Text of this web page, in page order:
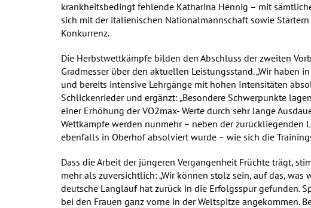
krankheitsbedingt fehlende Katharina Hennig – mit
sich mit der italienischen Nationalmannschaft sowie
Konkurrenz.
Die Herbstwettkämpfe bilden den Abschluss der zweiten
Gradmesser über den aktuellen Leistungsstand. „Wir haben
und bereits intensive Lehrgänge mit hohen Intensitäten
Schlickenrieder und ergänzt: „Besondere Schwerpunkte
einer Erhöhung der VO2max- Werte durch sehr lange
Wettkämpfe werden nunmehr – neben der zurückliegenden
ebenfalls in Oberhof absolviert wurde – wie sich die
Dass die Arbeit der jüngeren Vergangenheit Früchte trägt,
mehr als zuversichtlich: „Wir können stolz sein, auf das, was
deutsche Langlauf hat zurück in die Erfolgsspur gefunden.
bei den Frauen ganz vorne in der Weltspitze angekommen.